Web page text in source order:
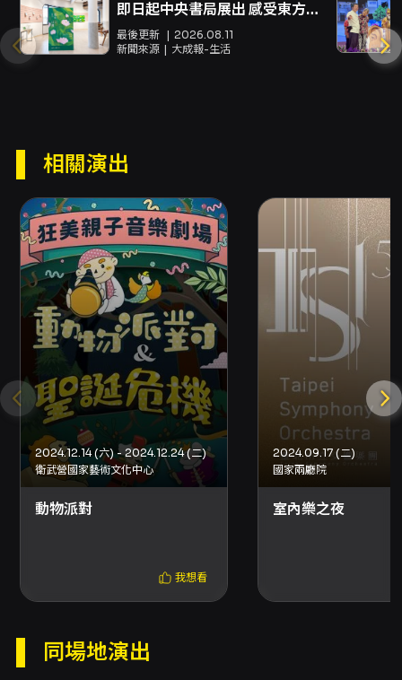
團在色彩變化、節奏推進與編配層次上的表現。
演出同時提供現場錄影，關注希望保存本場演出
影像紀錄的觀眾與支持者。此外主辦單位提醒，
元曲目呈現的年度音樂會。無論是對管樂已有基
礎認識的聽眾，或是首次接觸管樂現場演出的觀
眾，皆可在此場次中感受到團員之間的合奏默契
與曲目所蘊含的情緒張力，體驗管樂所能傳達的
豐富音色與動人音樂敘事。
注意事項
購票與取票 - 網路購票：可使用信用卡、Apple
Pay、Google Pay、ATM 轉帳等方式；購票前
請先加入 OPENTIX 會員。若折扣方案需要使用
文化幣折抵，該折扣僅限網路購買。每筆訂單最
多可購買 8 張票券。 - 超商購票：提供 7-
ELEVEN ibon、全家 FamiPort、萊爾富 Life-
ET 現金購票（僅提供電腦自動選位），但若需購
買輪椅席或輪椅陪同席、優惠套票或有數量限制
的折扣方案，則無法於超商購買。 - 取票方式：
實際取票方式以結帳頁面顯示為準；可選擇超商
取票、分銷點取票或國內郵寄（郵寄另收郵
資）。超商取票每張票券需支付 10 元手續費。
時每張票收取票面售價 10% 手續費；換票視同退
票，需先退票再重新購買。 - 線上退票：對以信
ATM 轉帳或現金購票，請依 OPENTIX 指示上
即日起中央書局展出 感受東方生
命美學周而復始與歲月祝福
最後更新
2026.08.11
新聞來源
大成報-生活
相關演出
2024.12.14 (六) - 2024.12.24 (二)
衛武營國家藝術文化中心
動物派對
我想看
2024.09.17 (二)
國家兩廳院
室內樂之夜
同場地演出